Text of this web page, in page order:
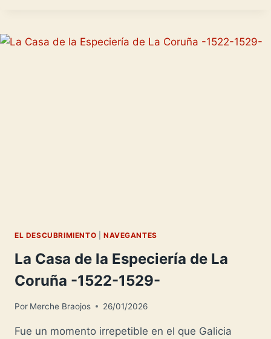
GOLFOS
DEL
EL DESCUBRIMIENTO NAVEGANTES
La Casa de la Especiería de La
Coruña -1522-1529-
Por Merche Braojos 26/01/2026
Fue un momento irrepetible en el que Galicia